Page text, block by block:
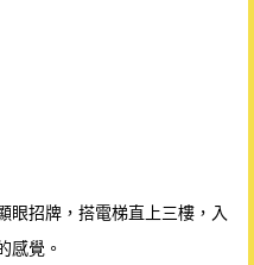
眼招牌，搭電梯直上三樓，入
感覺。